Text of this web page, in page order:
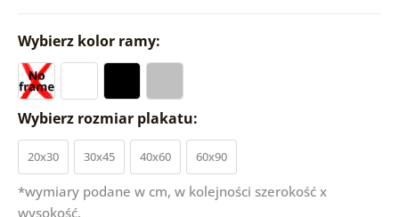
Wybierz kolor ramy:
Wybierz rozmiar plakatu:
20x30 30x45 40x60 60x90
*wymiary podane w cm, w kolejności szerokość x
wysokość.